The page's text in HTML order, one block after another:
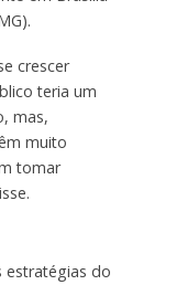
crescer
teria um
mas,
muito
tomar
estratégias do